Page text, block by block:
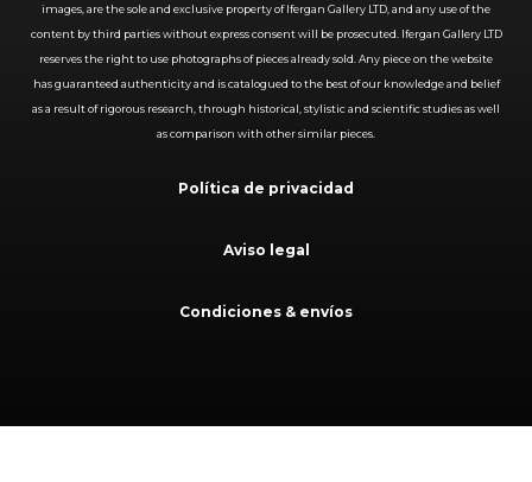
images, are the sole and exclusive property of Ifergan Gallery LTD, and any use of the
content by third parties without express consent will be prosecuted. Ifergan Gallery LTD
reserves the right to use photographs of pieces already sold. Any piece on the website
has guaranteed authenticity and is catalogued to the best of our knowledge and belief
as a result of rigorous research, through historical, stylistic and scientific studies as well
as comparison with other similar pieces.
Política de privacidad
Aviso legal
Condiciones & envíos